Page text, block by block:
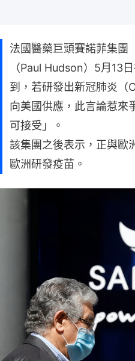
法國醫藥巨頭賽諾菲集團
（Paul Hudson）5月13
到，若研發出新冠肺炎（
向美國供應，此言論惹來
可接受」。
該集團之後表示，正與歐
歐洲研發疫苗。